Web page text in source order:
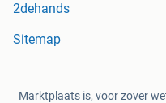
2dehands
Sitemap
Marktplaats is, voor zover